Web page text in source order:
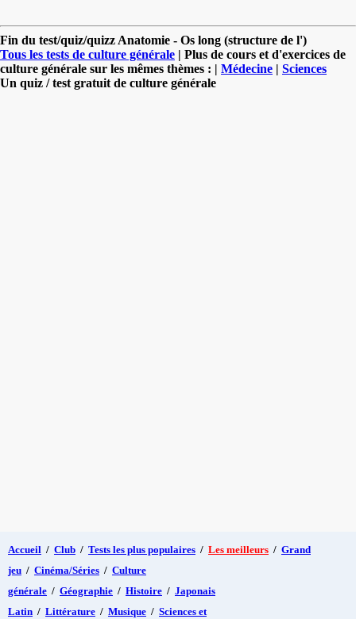
Fin du test/quiz/quizz Anatomie - Os long (structure de l')
Tous les tests de culture générale | Plus de cours et d'exercices de
culture générale sur les mêmes thèmes : | Médecine | Sciences
Un quiz / test gratuit de culture générale
Accueil / Club / Tests les plus populaires / Les meilleurs / Grand
jeu / Cinéma/Séries / Culture
générale / Géographie / Histoire / Japonais
Latin / Littérature / Musique / Sciences et